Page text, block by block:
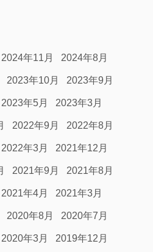
2024年11月 2024年8月
2023年10月 2023年9月
2023年5月 2023年3月
2022年9月 2022年8月
2022年3月 2021年12月
2021年9月 2021年8月
2021年4月 2021年3月
2020年8月 2020年7月
2020年3月 2019年12月